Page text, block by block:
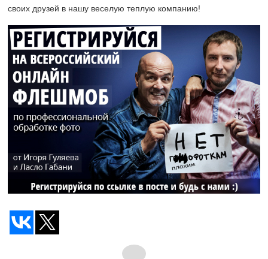
своих друзей в нашу веселую теплую компанию!